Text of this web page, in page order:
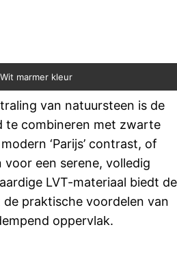
Wit marmer kleur
van natuursteen is de
te combineren met zwarte
‘Parijs’ contrast, of
een serene, volledig
LVT-materiaal biedt de
praktische voordelen van
oppervlak.